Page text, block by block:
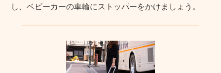
し、ベビーカーの車輪にストッパーをかけましょう。